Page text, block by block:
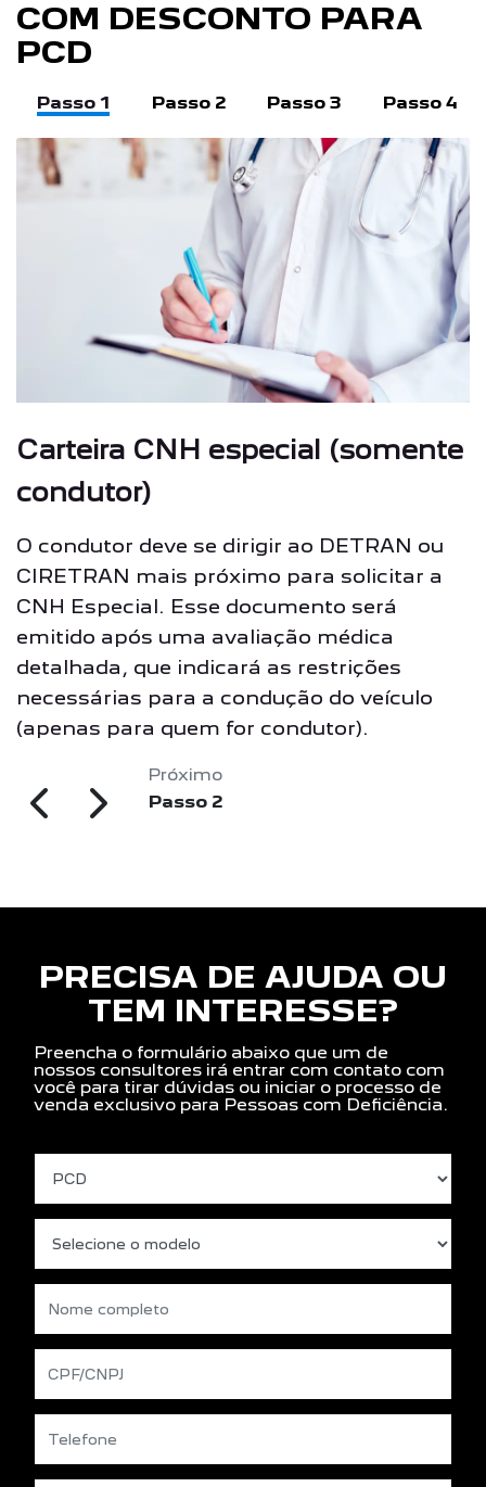
COM DESCONTO PARA
PCD
Passo 1 Passo 2 Passo 3 Passo 4
Carteira CNH especial (somente
condutor)
O condutor deve se dirigir ao DETRAN ou
CIRETRAN mais próximo para solicitar a
CNH Especial. Esse documento será
emitido após uma avaliação médica
detalhada, que indicará as restrições
necessárias para a condução do veículo
(apenas para quem for condutor).
Próximo
Passo 2
PRECISA DE AJUDA OU
TEM INTERESSE?
Preencha o formulário abaixo que um de
nossos consultores irá entrar com contato com
você para tirar dúvidas ou iniciar o processo de
venda exclusivo para Pessoas com Deficiência.